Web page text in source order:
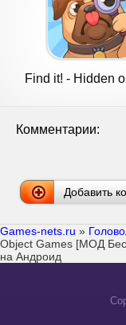
Find it! - Hidden
Комментарии:
Добавить
Games-nets.ru »
Object Games [МОД
на Андроид